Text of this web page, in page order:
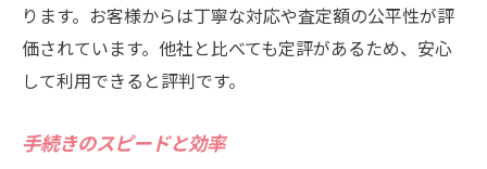
ります。お客様からは丁寧な対応や査定額の公平性が評
価されています。他社と比べても定評があるため、安心
して利用できると評判です。
手続きのスピードと効率